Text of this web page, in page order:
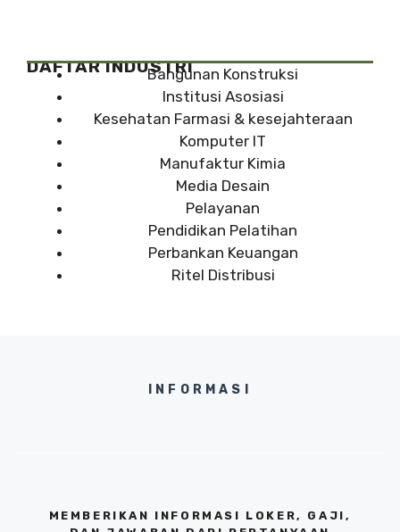
DAFTAR INDUSTRIBangunan Konstruksi
Institusi Asosiasi
Kesehatan Farmasi & kesejahteraan
Komputer IT
Manufaktur Kimia
Media Desain
Pelayanan
Pendidikan Pelatihan
Perbankan Keuangan
Ritel Distribusi
INFORMASI
MEMBERIKAN INFORMASI LOKER, GAJI,